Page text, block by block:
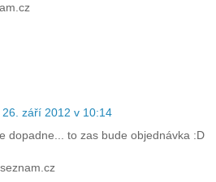
26. září 2012 v 10:14
dopadne... to zas bude objednávka :D